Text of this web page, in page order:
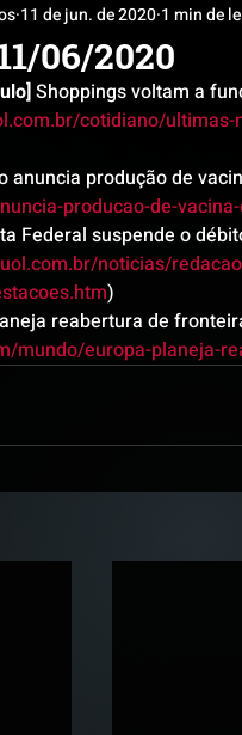
Pós-evento
06/2020
11 de jun. de 2020 1 min de
Shoppings voltam a
cotidiano/
anuncia produção de
producao-de-
Federal suspende o
noticias/
)
reabertura de
mundo/europa-planeja-